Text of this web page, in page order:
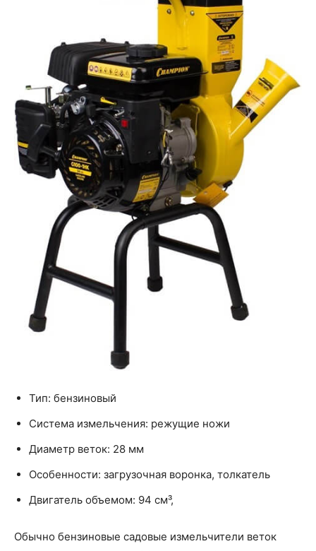
Тип: бензиновый
Система измельчения: режущие ножи
Диаметр веток: 28 мм
Особенности: загрузочная воронка, толкатель
Двигатель объемом: 94 см³,
Обычно бензиновые садовые измельчители веток